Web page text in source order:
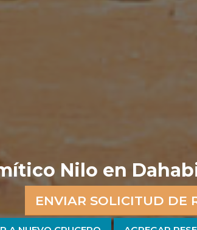
Nilo en
ENVIAR SOLICITUD DE